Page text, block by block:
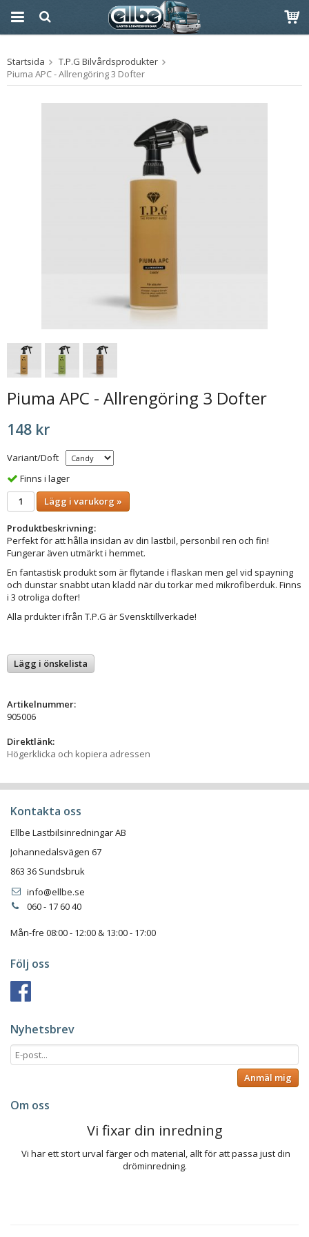
Produkten har blivit
tillagd i varukorgen
Startsida
T.P.G Bilvårdsprodukter
Piuma APC - Allrengöring 3 Dofter
Piuma APC - Allrengöring 3 Dofter
148 kr
Variant/Doft
Finns i lager
Lägg i varukorg »
Produktbeskrivning:
Perfekt för att hålla insidan av din lastbil, personbil ren och fin!
Fungerar även utmärkt i hemmet.
En fantastisk produkt som är flytande i flaskan men gel vid spayning
och dunstar snabbt utan kladd när du torkar med mikrofiberduk. Finns
i 3 otroliga dofter!
Alla prdukter ifrån T.P.G är Svensktillverkade!
Lägg i önskelista
Artikelnummer:
905006
Direktlänk:
Högerklicka och kopiera adressen
Kontakta oss
Ellbe Lastbilsinredningar AB
Johannedalsvägen 67
863 36 Sundsbruk
info@ellbe.se
060 - 17 60 40
Mån-fre 08:00 - 12:00 & 13:00 - 17:00
Följ oss
Nyhetsbrev
Anmäl mig
Om oss
Vi fixar din inredning
Vi har ett stort urval färger och material, allt för att passa just din
dröminredning.